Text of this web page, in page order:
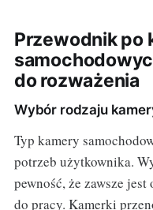
Przewodnik po
do rozważenia
Wybór rodzaju
Typ kamery
potrzeb użytkownika.
pewność, że zawsze
do pracy. Kamerki